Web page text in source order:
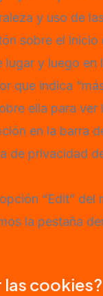
y uso de
sobre el
lugar y luego
que indica
ella para
en la barra
de privacidad
“Edit”
la pestaña
cookies?